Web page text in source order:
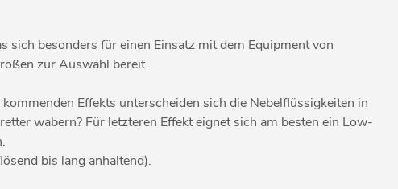
sich besonders für einen Einsatz mit dem Equipment von
zur Auswahl bereit.
Effekts unterscheiden sich die Nebelflüssigkeiten in
wabern? Für letzteren Effekt eignet sich am besten ein Low-
bis lang anhaltend).